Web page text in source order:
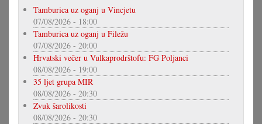
Tamburica uz oganj u Vincjetu
07/08/2026 - 18:00
Tamburica uz oganj u Filežu
07/08/2026 - 20:00
Hrvatski večer u Vulkaprodrštofu: FG Poljanci
08/08/2026 - 19:00
35 ljet grupa MIR
08/08/2026 - 20:30
Zvuk šarolikosti
08/08/2026 - 20:30